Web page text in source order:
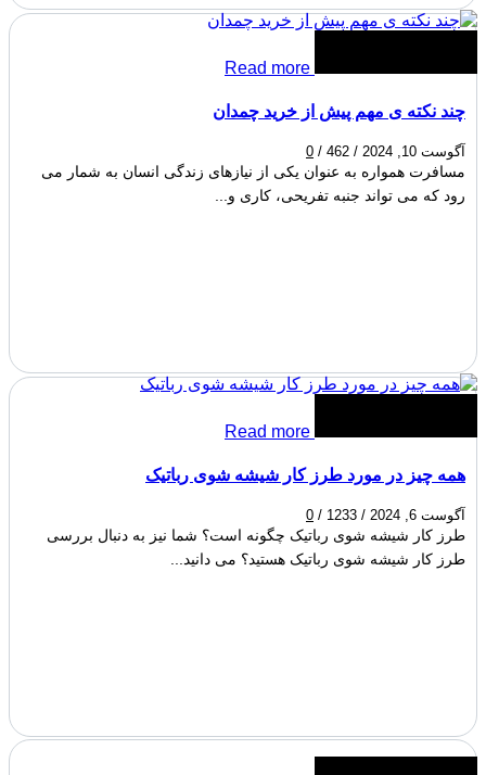
Read more
چند نکته ی مهم پیش از خرید چمدان
آگوست 10, 2024 /
462
/
0
مسافرت همواره به عنوان یکی از نیازهای زندگی انسان به شمار می
رود که می تواند جنبه تفریحی، کاری و...
Read more
همه چیز در مورد طرز کار شیشه شوی رباتیک
آگوست 6, 2024 /
1233
/
0
طرز کار شیشه شوی رباتیک چگونه است؟ شما نیز به دنبال بررسی
طرز کار شیشه شوی رباتیک هستید؟ می دانید...